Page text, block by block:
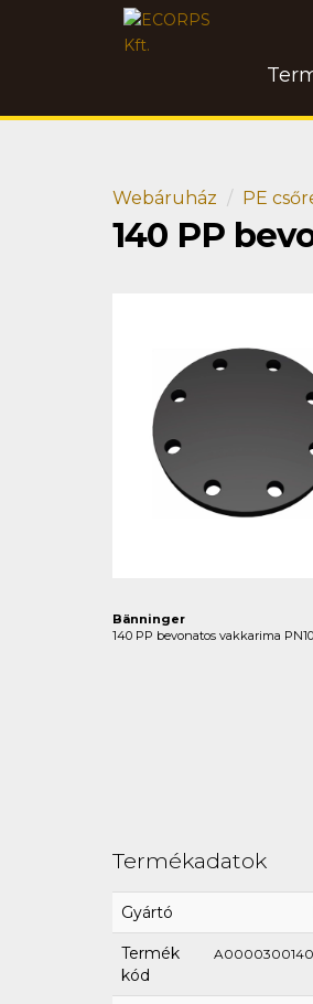
Webáruház PE
140 PP
Bänninger
140 PP bevonatos vakkarima
Termékadatok
Gyártó
Termék
kód